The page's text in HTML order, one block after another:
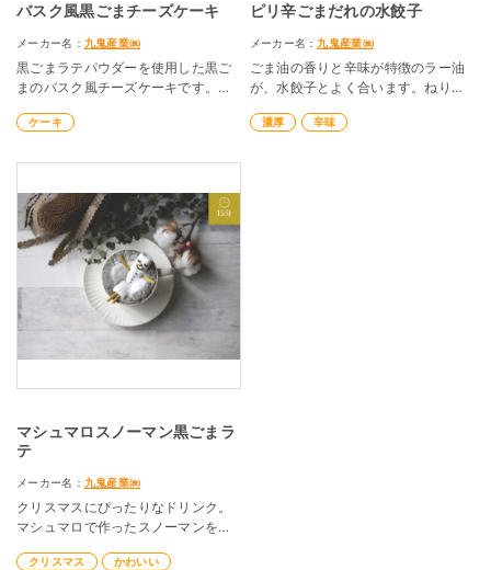
バスク風黒ごまチーズケーキ
メーカー名： 九鬼産業㈱
黒ごまラテパウダーを使用した黒ご
まのバスク風チーズケーキです。
す。ケーキ
ピリ辛ごまだれの水餃子
メーカー名： 九鬼産業㈱
ごま油の香りと辛味が特徴のラー油
が、水餃子とよく合います。ねりご
れです。
濃厚 辛味
マシュマロスノーマン黒ごまラ
テ
メーカー名： 九鬼産業㈱
クリスマスにぴったりなドリンク。
マシュマロで作ったスノーマンを黒
クリスマス
かわいい